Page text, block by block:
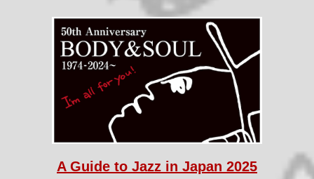
A Guide to Jazz in Japan 2025